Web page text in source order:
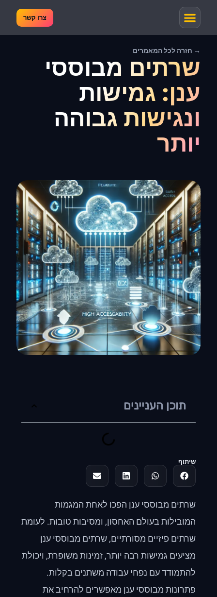
צרו קשר
→ חזרה לכל המאמרים
שרתים מבוססי
ענן: גמישות
ונגישות גבוהה
יותר
תוכן העניינים
שיתוף
שרתים מבוססי ענן הפכו לאחת המגמות
המובילות בעולם האחסון, ומסיבות טובות. לעומת
שרתים פיזיים מסורתיים, שרתים מבוססי ענן
מציעים גמישות רבה יותר, זמינות משופרת, ויכולת
להתמודד עם נפחי עבודה משתנים בקלות.
פתרונות מבוססי ענן מאפשרים להרחיב את